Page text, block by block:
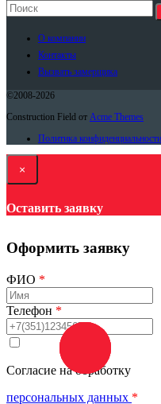
О компании
Контакты
Вызвать замерщика
©2008-2026
Construction Field от Acme Themes
Политика конфиденциальности
×
Оставить заявку
Оформить заявку
ФИО *
Телефон *
Согласие на обработку
персональных данных *
Заказать